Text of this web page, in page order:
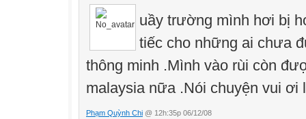
uầy trường mình hơi bị
tiếc cho những ai chưa
thông minh .Mình vào rùi còn
malaysia nữa .Nói chuyện vui ơi
Phạm Quỳnh Chi @ 12h:35p 06/12/08